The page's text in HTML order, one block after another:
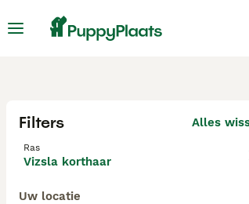
Filters Alles
Ras
Vizsla korthaar
Uw locatie